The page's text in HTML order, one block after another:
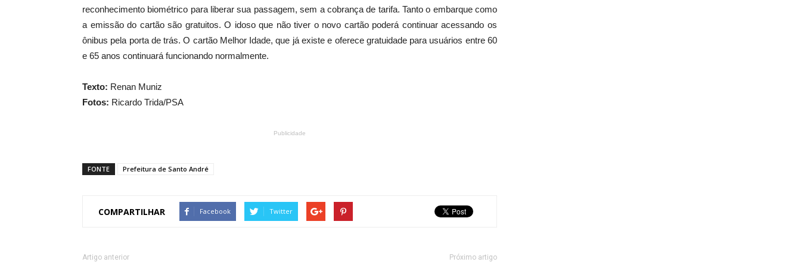
reconhecimento biométrico para liberar sua passagem, sem a cobrança de tarifa. Tanto o embarque como
a emissão do cartão são gratuitos. O idoso que não tiver o novo cartão poderá continuar acessando os
ônibus pela porta de trás. O cartão Melhor Idade, que já existe e oferece gratuidade para usuários entre 60
e 65 anos continuará funcionando normalmente.
Texto: Renan Muniz
Fotos: Ricardo Trida/PSA
Publicidade
FONTE Prefeitura de Santo André
COMPARTILHAR Facebook Twitter
Artigo anterior Próximo artigo